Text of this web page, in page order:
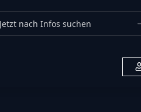
Search